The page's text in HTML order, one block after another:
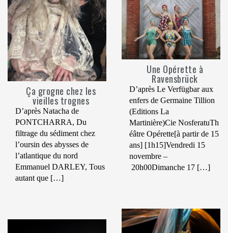
Une Opérette à
Ravensbrück
D’après Le Verfügbar aux
enfers de Germaine Tillion
(Editions La
Martinière)Cie NosferatuTh
éâtre Opérette[à partir de 15
ans] [1h15]Vendredi 15
novembre –
20h00Dimanche 17 […]
Ça grogne chez les
vieilles trognes
D’après Natacha de
PONTCHARRA, Du
filtrage du sédiment chez
l’oursin des abysses de
l’atlantique du nord
Emmanuel DARLEY, Tous
autant que […]